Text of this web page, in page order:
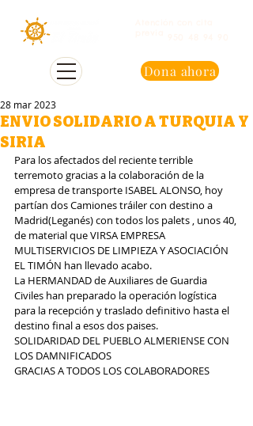
Dona ahora
ENVIO SOLIDARIO A TURQUIA Y
SIRIA
28 mar 2023
Para los afectados del reciente terrible
terremoto gracias a la colaboración de la
empresa de transporte ISABEL ALONSO, hoy
partían dos Camiones tráiler con destino a
Madrid(Leganés) con todos los palets , unos 40,
de material que VIRSA EMPRESA
MULTISERVICIOS DE LIMPIEZA Y ASOCIACIÓN
EL TIMÓN han llevado acabo.
La HERMANDAD de Auxiliares de Guardia
Civiles han preparado la operación logística
para la recepción y traslado definitivo hasta el
destino final a esos dos paises.
SOLIDARIDAD DEL PUEBLO ALMERIENSE CON
LOS DAMNIFICADOS
GRACIAS A TODOS LOS COLABORADORES